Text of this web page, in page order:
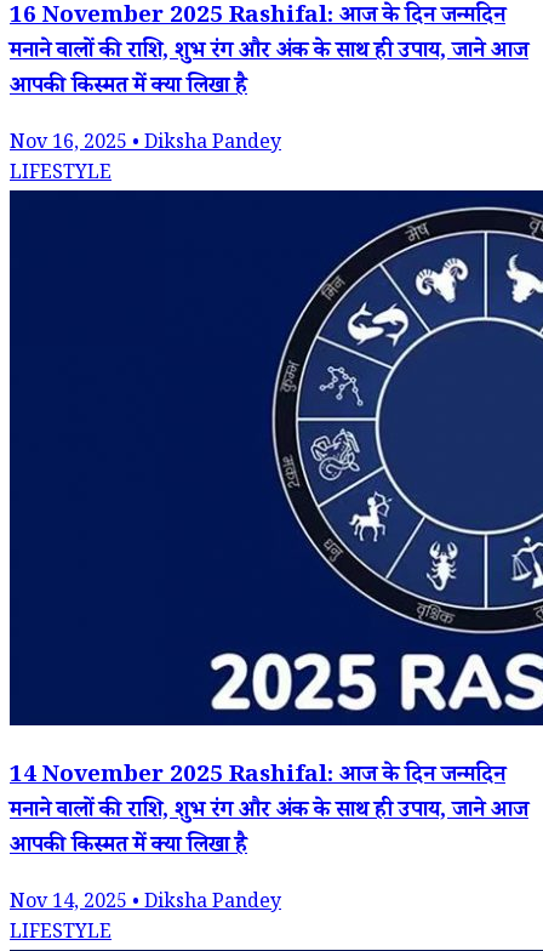
16 November 2025 Rashifal: आज के दिन जन्मदिन
मनाने वालों की राशि, शुभ रंग और अंक के साथ ही उपाय, जाने आज
आपकी किस्मत में क्या लिखा है
Nov 16, 2025 • Diksha Pandey
LIFESTYLE
14 November 2025 Rashifal: आज के दिन जन्मदिन
मनाने वालों की राशि, शुभ रंग और अंक के साथ ही उपाय, जाने आज
आपकी किस्मत में क्या लिखा है
Nov 14, 2025 • Diksha Pandey
LIFESTYLE